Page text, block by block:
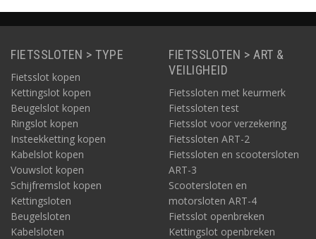
FIETSSLOTEN > TYPE
Fietsslot kopen
Kettingslot kopen
Beugelslot kopen
Ringslot kopen
Insteekketting kopen
Kabelslot kopen
Vouwslot kopen
Schijfremslot kopen
Kettingsloten
Beugelsloten
Kabelsloten
FIETSSLOTEN > ART &
VEILIGHEID
Fietssloten met keurmerk
Fietssloten test
Fietsslot voor verzekering
Fietssloten ART-2
Fietssloten en scootersloten
ART-3
Scootersloten en
motorsloten ART-4
Fietsslot openbreken
Kettingslot openbreken